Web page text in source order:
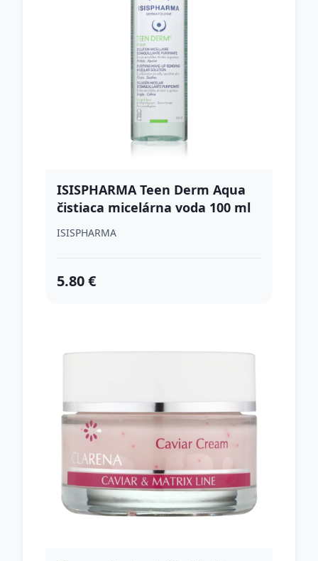
ISISPHARMA Teen Derm Aqua
čistiaca micelárna voda 100 ml
ISISPHARMA
5.80 €